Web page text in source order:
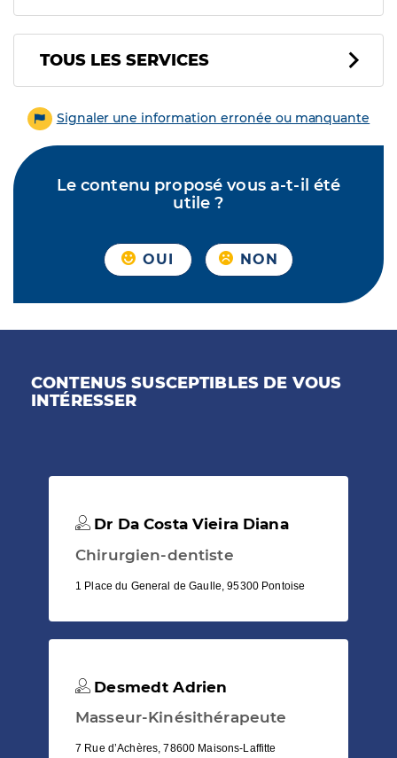
Tous les services
TOUS LES SERVICES
Signaler une information erronée ou manquante
Le contenu proposé vous a-t-il été
utile ?
OUI NON
CONTENUS SUSCEPTIBLES DE VOUS
INTÉRESSER
Dr Da Costa Vieira Diana
Chirurgien-dentiste
1 Place du General de Gaulle, 95300 Pontoise
Desmedt Adrien
Masseur-Kinésithérapeute
7 Rue d’Achères, 78600 Maisons-Laffitte